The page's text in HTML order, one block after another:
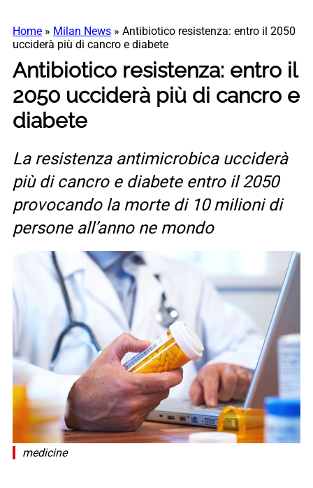
Home » Milan News » Antibiotico resistenza: entro il 2050
ucciderà più di cancro e diabete
Antibiotico resistenza: entro il
2050 ucciderà più di cancro e
diabete
La resistenza antimicrobica ucciderà
più di cancro e diabete entro il 2050
provocando la morte di 10 milioni di
persone all’anno ne mondo
medicine